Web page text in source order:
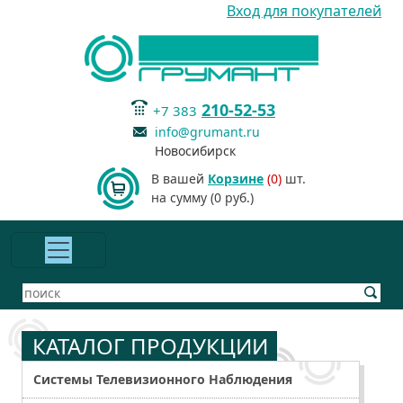
Вход для покупателей
+7 383 210-52-53
info@grumant.ru
Новосибирск
В вашей Корзине (0) шт.
на сумму (0 руб.)
КАТАЛОГ ПРОДУКЦИИ
Системы Телевизионного Наблюдения